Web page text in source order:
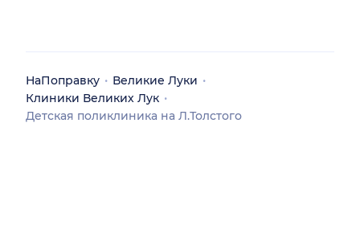
НаПоправку
Великие Луки
Клиники Великих Лук
Детская поликлиника на Л.Толстого